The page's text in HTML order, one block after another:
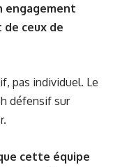
engagement
ceux de
pas individuel. Le
défensif sur
cette équipe